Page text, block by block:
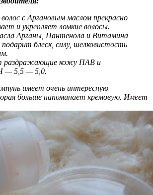
с Аргановым маслом прекрасно
и укрепляет ломкие волосы.
Арганы, Пантенола и Витамина
блеск, силу, шелковистость
раздражающие кожу ПАВ и
— 5,5 — 5,0.
имеет очень интересную
больше напоминает кремовую. Имеет